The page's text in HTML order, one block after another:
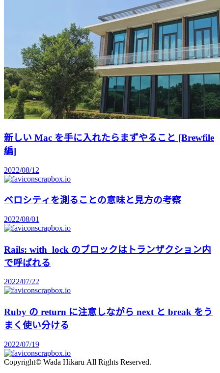
新しい Mac を手に入れたらまずやること [Brewfile
編]
2022/08/12
scrapbox.io
ベロシティを測ることの意味と見方の考察
2022/08/01
scrapbox.io
Rails: with_lock のブロックはトランザクション内
で呼ばれる
2022/07/22
scrapbox.io
Ruby の return に注意しながら next と break をう
まく使い分ける
2022/07/19
scrapbox.io
Copyright©︎ Wada Hikaru All Rights Reserved.